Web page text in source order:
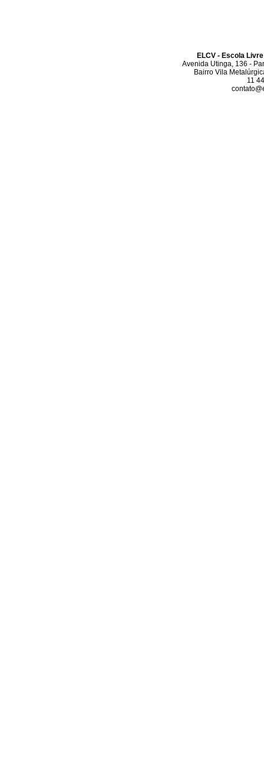
ELCV - Escola
Avenida Utinga, 136 -
Bairro Vila
11